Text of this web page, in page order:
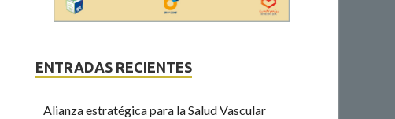
ENTRADAS RECIENTES
Alianza estratégica para la Salud Vascular